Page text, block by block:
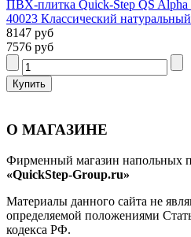
ПВХ-плитка Quick-Step QS Alpha
40023 Классический
8147 руб
7576 руб
О МАГАЗИНЕ
Фирменный магазин напольных
«QuickStep-Group.ru»
Материалы данного сайта не
определяемой положениями
кодекса РФ.